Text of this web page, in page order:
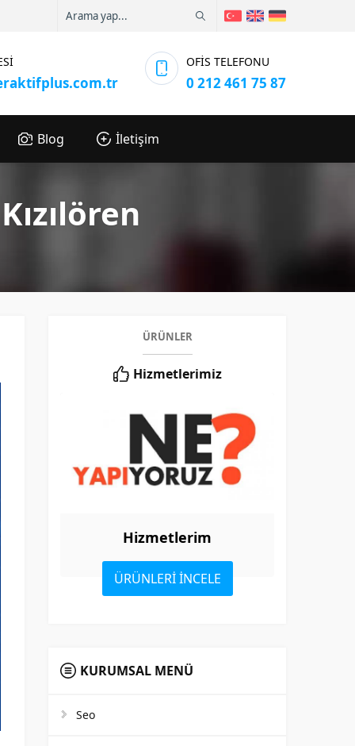
OFİS TELEFONU
0 212 461 75 87
Blog İletişim
ÜRÜNLER
Hizmetlerimiz
Hizmetlerim
ÜRÜNLERİ İNCELE
KURUMSAL MENÜ
Seo